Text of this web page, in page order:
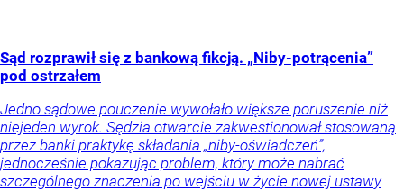
Sąd rozprawił się z bankową fikcją. „Niby-potrącenia”
pod ostrzałem
Jedno sądowe pouczenie wywołało większe poruszenie niż
niejeden wyrok. Sędzia otwarcie zakwestionował stosowaną
przez banki praktykę składania „niby-oświadczeń”,
jednocześnie pokazując problem, który może nabrać
szczególnego znaczenia po wejściu w życie nowej ustawy